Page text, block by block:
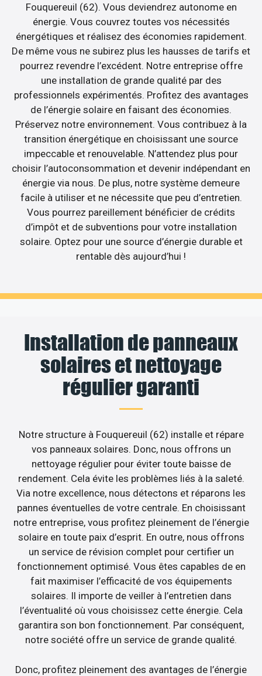
Fouquereuil (62). Vous deviendrez autonome en
énergie. Vous couvrez toutes vos nécessités
énergétiques et réalisez des économies rapidement.
De même vous ne subirez plus les hausses de tarifs et
pourrez revendre l’excédent. Notre entreprise offre
une installation de grande qualité par des
professionnels expérimentés. Profitez des avantages
de l’énergie solaire en faisant des économies.
Préservez notre environnement. Vous contribuez à la
transition énergétique en choisissant une source
impeccable et renouvelable. N’attendez plus pour
choisir l’autoconsommation et devenir indépendant en
énergie via nous. De plus, notre système demeure
facile à utiliser et ne nécessite que peu d’entretien.
Vous pourrez pareillement bénéficier de crédits
d’impôt et de subventions pour votre installation
solaire. Optez pour une source d’énergie durable et
rentable dès aujourd’hui !
Installation de panneaux
solaires et nettoyage
régulier garanti
Notre structure à Fouquereuil (62) installe et répare
vos panneaux solaires. Donc, nous offrons un
nettoyage régulier pour éviter toute baisse de
rendement. Cela évite les problèmes liés à la saleté.
Via notre excellence, nous détectons et réparons les
pannes éventuelles de votre centrale. En choisissant
notre entreprise, vous profitez pleinement de l’énergie
solaire en toute paix d’esprit. En outre, nous offrons
un service de révision complet pour certifier un
fonctionnement optimisé. Vous êtes capables de en
fait maximiser l’efficacité de vos équipements
solaires. Il importe de veiller à l’entretien dans
l’éventualité où vous choisissez cette énergie. Cela
garantira son bon fonctionnement. Par conséquent,
notre société offre un service de grande qualité.
Donc, profitez pleinement des avantages de l’énergie